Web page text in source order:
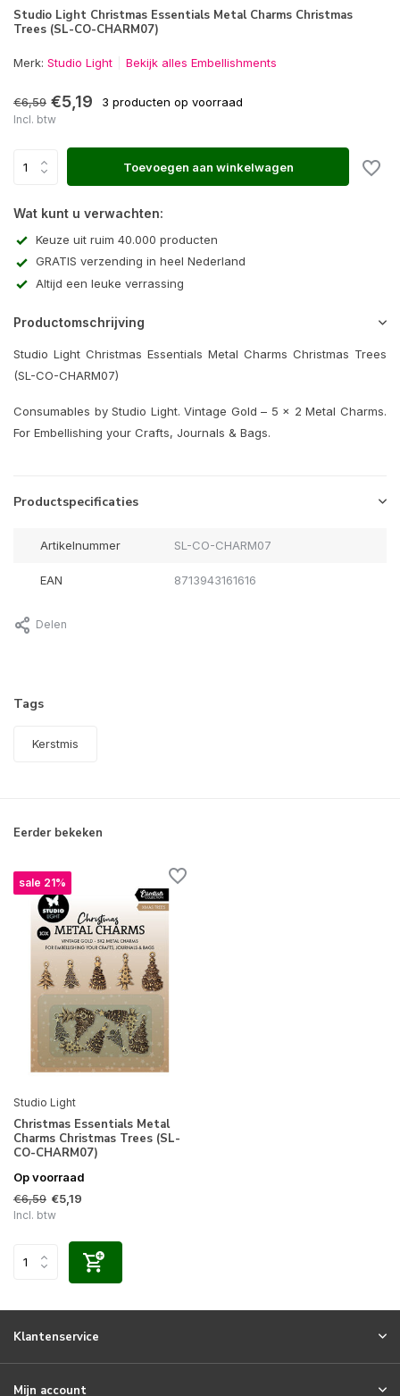
Studio Light Christmas Essentials Metal Charms Christmas
Trees (SL-CO-CHARM07)
Merk: Studio Light Bekijk alles Embellishments
€6,59 €5,19 3 producten op voorraad
Incl. btw
Toevoegen aan winkelwagen
Wat kunt u verwachten:
Keuze uit ruim 40.000 producten
GRATIS verzending in heel Nederland
Altijd een leuke verrassing
Productomschrijving
Studio Light Christmas Essentials Metal Charms Christmas Trees
(SL-CO-CHARM07)
Consumables by Studio Light. Vintage Gold – 5 x 2 Metal Charms.
For Embellishing your Crafts, Journals & Bags.
Productspecificaties
Artikelnummer SL-CO-CHARM07
EAN 8713943161616
Delen
Tags
Kerstmis
Eerder bekeken
sale 21%
Studio Light
Christmas Essentials Metal
Charms Christmas Trees (SL-
CO-CHARM07)
Op voorraad
€6,59 €5,19
Incl. btw
Klantenservice
Mijn account